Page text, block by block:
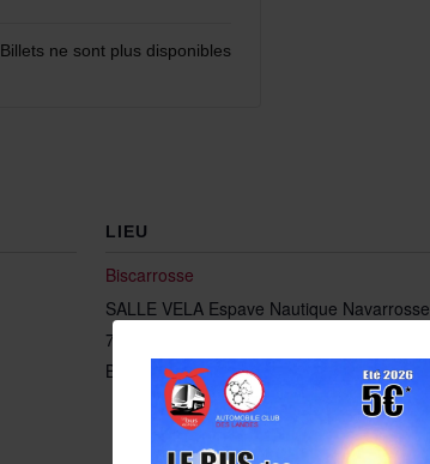
LIEU
Biscarrosse
SALLE VELA Espave Nautique Navarrosse
712 CHEMIN DE NAVARROSSE
BISCARROSSE
40600 + Google Map
Billets ne sont plus disponibles